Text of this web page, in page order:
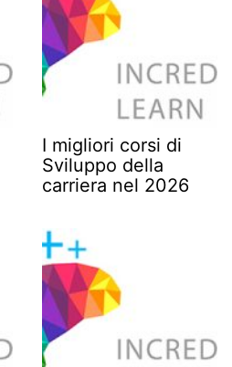
I migliori corsi di
Sviluppo della
carriera nel 2026